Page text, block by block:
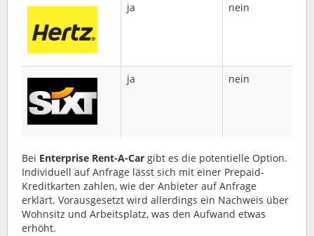
ja nein
ja nein
Bei Enterprise Rent-A-Car gibt es die potentielle Option.
Individuell auf Anfrage lässt sich mit einer Prepaid-
Kreditkarten zahlen, wie der Anbieter auf Anfrage
erklärt. Vorausgesetzt wird allerdings ein Nachweis über
Wohnsitz und Arbeitsplatz, was den Aufwand etwas
erhöht.